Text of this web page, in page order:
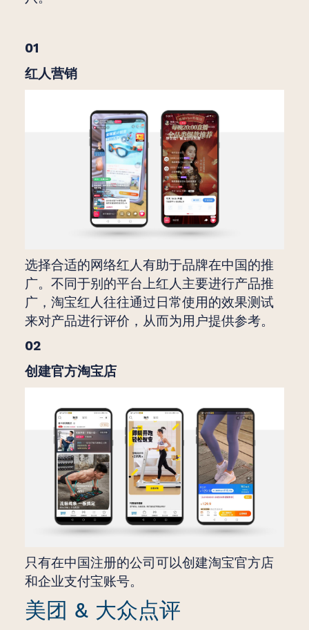
01
红人营销
选择合适的网络红人有助于品牌在中国的推
广。不同于别的平台上红人主要进行产品推
广，淘宝红人往往通过日常使用的效果测试
来对产品进行评价，从而为用户提供参考。
02
创建官方淘宝店
只有在中国注册的公司可以创建淘宝官方店
和企业支付宝账号。
美团 & 大众点评